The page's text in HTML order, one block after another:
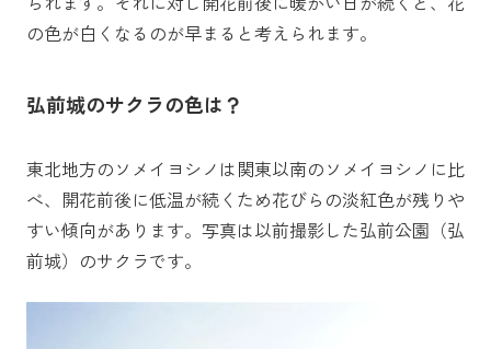
の色が白くなるのが早まると考えられます。
弘前城のサクラの色は？
東北地方のソメイヨシノは関東以南のソメイヨシノに比
べ、開花前後に低温が続くため花びらの淡紅色が残りや
すい傾向があります。写真は以前撮影した弘前公園（弘
前城）のサクラです。